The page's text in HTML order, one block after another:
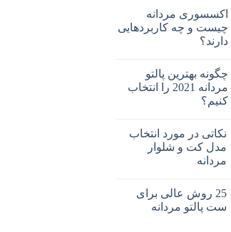
اکسسوری مردانه
چیست و چه کاربردهایی
دارند؟
چگونه بهترین پالتو
مردانه 2021 را انتخاب
کنیم؟
نکاتی در مورد انتخاب
مدل کت و شلوار
مردانه
25 روش عالی برای
ست پالتو مردانه